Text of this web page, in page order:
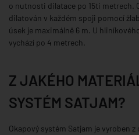
o nutnosti dilatace po 15ti metrech.
dilatován v každém spoji pomocí
úsek je maximálně 6 m. U
vychází po 4 metrech.
Z JAKÉHO
SYSTÉM SATJAM?
Okapový systém Satjam je vyroben